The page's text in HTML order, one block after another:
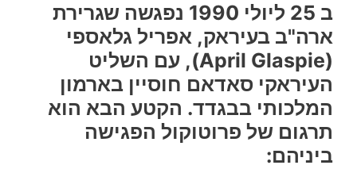
ב 25 ליולי 1990 נפגשה שגרירת
ארה"ב בעיראק, אפריל גלאספי
(April Glaspie), עם השליט
העיראקי סאדאם חוסיין בארמון
המלכותי בבגדד. הקטע הבא הוא
תרגום של פרוטוקול הפגישה
ביניהם: